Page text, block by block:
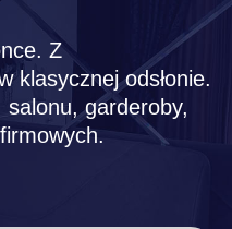
Z
klasycznej odsłonie.
salonu, garderoby,